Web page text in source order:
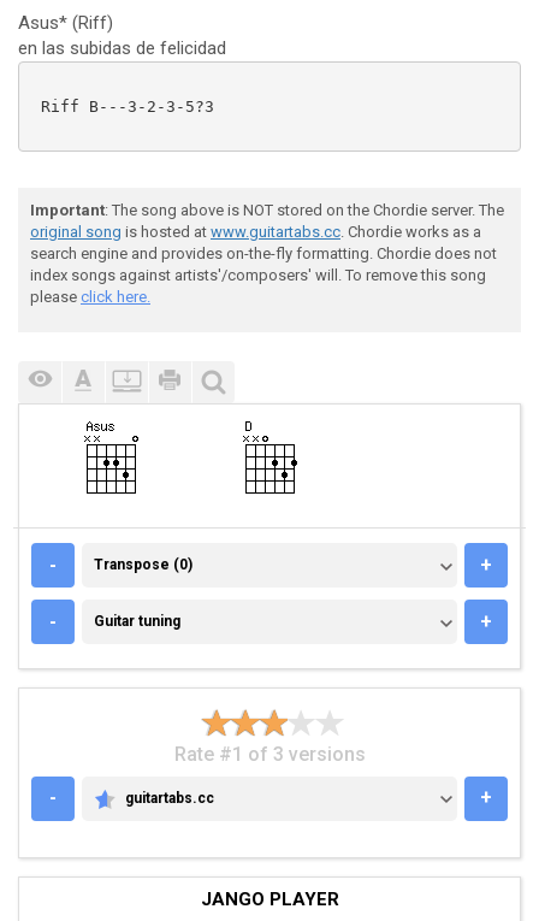
Asus* (Riff)
en las subidas de felicidad
Riff B---3-2-3-5?3
Important: The song above is NOT stored on the Chordie server. The
original song is hosted at www.guitartabs.cc. Chordie works as a
search engine and provides on-the-fly formatting. Chordie does not
index songs against artists'/composers' will. To remove this song
please click here.
- TRANSPOSE (0)
Transpose (0) +
- GUITAR TUNING
Guitar tuning +
Rate #1 of 3 versions
-
GUITARTABS.CC
guitartabs.cc +
JANGO PLAYER